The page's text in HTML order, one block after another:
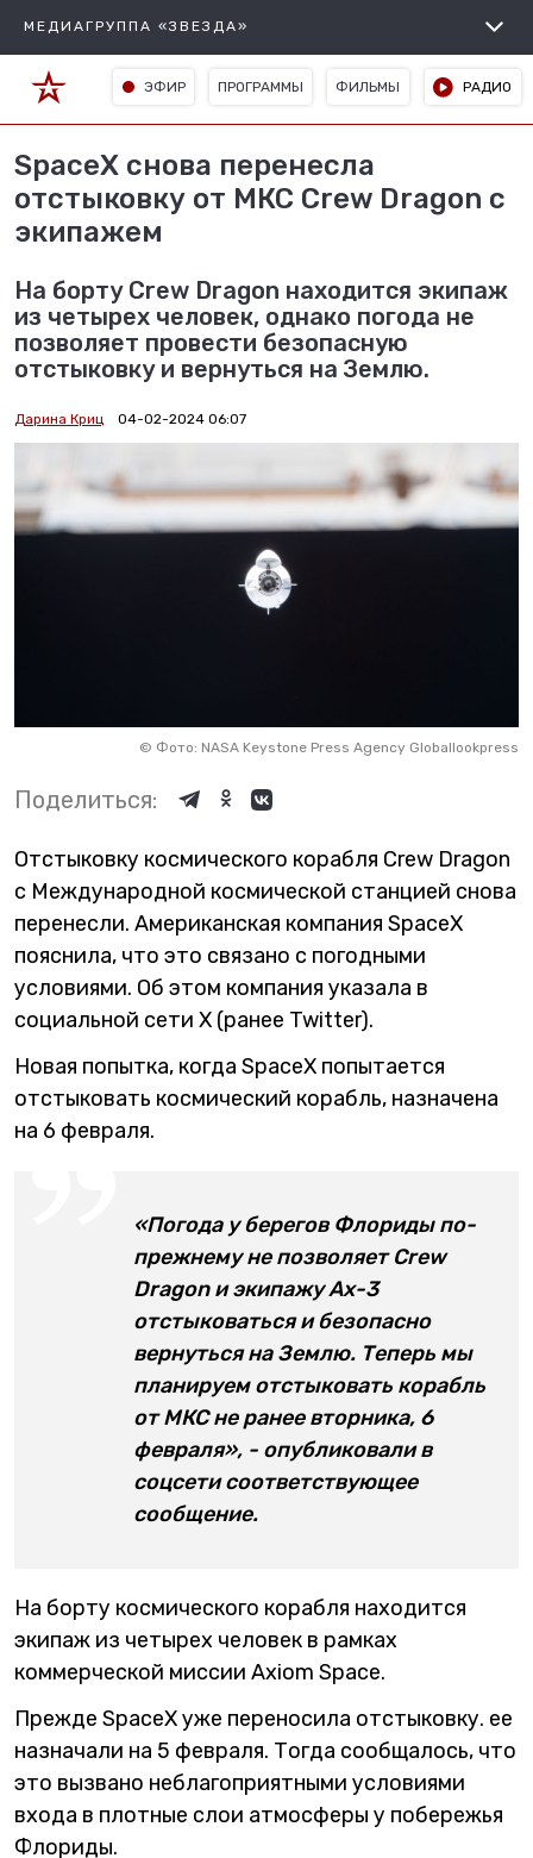
МЕДИАГРУППА «ЗВЕЗДА»
ЭФИР ПРОГРАММЫ ФИЛЬМЫ РАДИО
SpaceX снова перенесла
отстыковку от МКС Crew Dragon с
экипажем
На борту Crew Dragon находится экипаж
из четырех человек, однако погода не
позволяет провести безопасную
отстыковку и вернуться на Землю.
Дарина Криц 04-02-2024 06:07
© Фото: NASA Keystone Press Agency Globallookpress
Поделиться:
Отстыковку космического корабля Crew Dragon
с Международной космической станцией снова
перенесли. Американская компания SpaceX
пояснила, что это связано с погодными
условиями. Об этом компания указала в
социальной сети X (ранее Twitter).
Новая попытка, когда SpaceX попытается
отстыковать космический корабль, назначена
на 6 февраля.
«Погода у берегов Флориды по-
прежнему не позволяет Crew
Dragon и экипажу Ax-3
отстыковаться и безопасно
вернуться на Землю. Теперь мы
планируем отстыковать корабль
от МКС не ранее вторника, 6
февраля», - опубликовали в
соцсети соответствующее
сообщение.
На борту космического корабля находится
экипаж из четырех человек в рамках
коммерческой миссии Axiom Space.
Прежде SpaceX уже переносила отстыковку. ее
назначали на 5 февраля. Тогда сообщалось, что
это вызвано неблагоприятными условиями
входа в плотные слои атмосферы у побережья
Флориды.